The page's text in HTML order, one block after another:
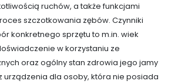
ruchów, a także funkcjami
szczotkowania zębów. Czynniki
konkretnego sprzętu to m.in. wiek
w korzystaniu ze
oraz ogólny stan zdrowia jego jamy
urządzenia dla osoby, która nie posiada